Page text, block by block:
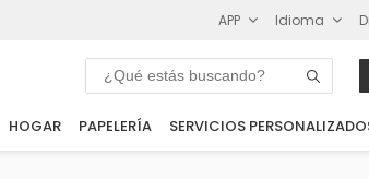
APP Idioma
HOGAR PAPELERÍA SERVICIOS